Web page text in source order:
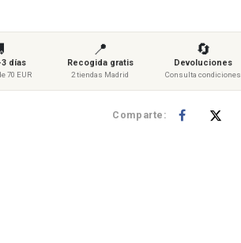
3 días
70 EUR
📍
Recogida gratis
2 tiendas Madrid
🔄
Devoluciones
Consulta condiciones
Comparte: